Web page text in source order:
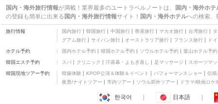
ラマダ プラザ & カンフ
ァレンス センター バイ
ウィンダム フォート ウ
ェイン
三つ星
アメリカズ ベスト バリ
ュー イン シェルビービ
二つ星
ベイモント バイ ウィン
ダム ルイビル エアポー
ト サウス
二つ星
モーテル 6 クロウフォ
ードビル
二つ星
ホリデイ・イン ブルー
国内・海外旅行情報が満載！業界最多のユートラベルノートは、
国内・海外ホ
の登録も簡単に出来る 国内・海外旅行情報サイト！ 国内・海外ホテルへの検索、
旅行情報 国内旅行 韓国旅行 中国旅行 香港旅行 マカオ旅行 台湾旅行
グアム旅行
サイパン旅行 オーストラリア旅行 フランス旅行 ド
ホテル予約 国内ホテル予約 韓国ホテル予約 ソウルホテル予約 釜山ホテル予約
韓国エステ予約 スパ クリニック 汗蒸幕・よもぎ蒸し 足マッサージ スポーツマ
韓国現地ツアー予約 韓服体験 KPOP公演＆体験＆イベント パフォーマンスショー
伝統
夜景/ナイトツアー
市内ツアー ソウル郊外ツアー ドラマ/映画ロケ
한국어 日本語